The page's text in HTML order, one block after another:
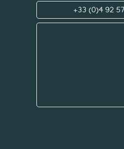
+33 (0)4 92